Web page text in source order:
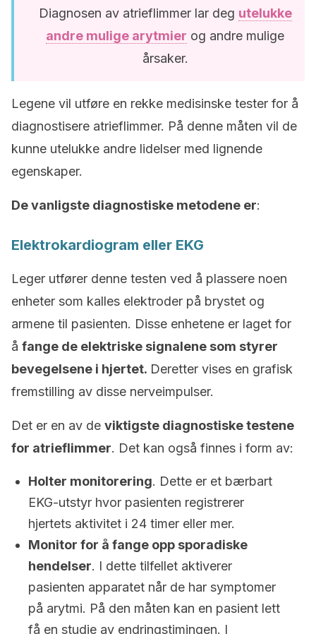
Diagnosen av atrieflimmer lar deg utelukke
andre mulige arytmier og andre mulige
årsaker.
Legene vil utføre en rekke medisinske tester for å
diagnostisere atrieflimmer. På denne måten vil de
kunne utelukke andre lidelser med lignende
egenskaper.
De vanligste diagnostiske metodene er:
Elektrokardiogram eller EKG
Leger utfører denne testen ved å plassere noen
enheter som kalles elektroder på brystet og
armene til pasienten. Disse enhetene er laget for
å fange de elektriske signalene som styrer
bevegelsene i hjertet. Deretter vises en grafisk
fremstilling av disse nerveimpulser.
Det er en av de viktigste diagnostiske testene
for atrieflimmer. Det kan også finnes i form av:
Holter monitorering. Dette er et bærbart
EKG-utstyr hvor pasienten registrerer
hjertets aktivitet i 24 timer eller mer.
Monitor for å fange opp sporadiske
hendelser. I dette tilfellet aktiverer
pasienten apparatet når de har symptomer
på arytmi. På den måten kan en pasient lett
få en studie av endringstimingen. I